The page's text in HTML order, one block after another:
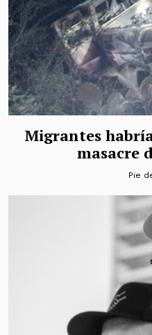
Migrantes
masacre
Pie